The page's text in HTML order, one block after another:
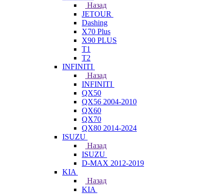
Назад
JETOUR
Dashing
X70 Plus
X90 PLUS
T1
T2
INFINITI
Назад
INFINITI
QX50
QX56 2004-2010
QX60
QX70
QX80 2014-2024
ISUZU
Назад
ISUZU
D-MAX 2012-2019
KIA
Назад
KIA